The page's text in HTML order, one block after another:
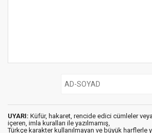
UYARI: Küfür, hakaret, rencide edici cümleler
içeren, imla kuralları ile yazılmamış,
Türkçe karakter kullanılmayan ve büyük harflerle